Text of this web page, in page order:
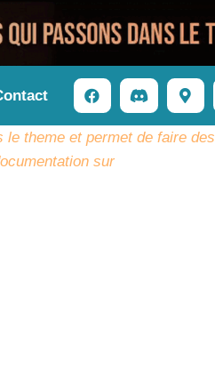
theme et permet de faire des
sur